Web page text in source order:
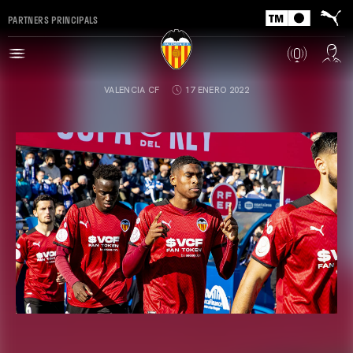
PARTNERS PRINCIPALS
VALENCIA CF 17 ENERO 2022